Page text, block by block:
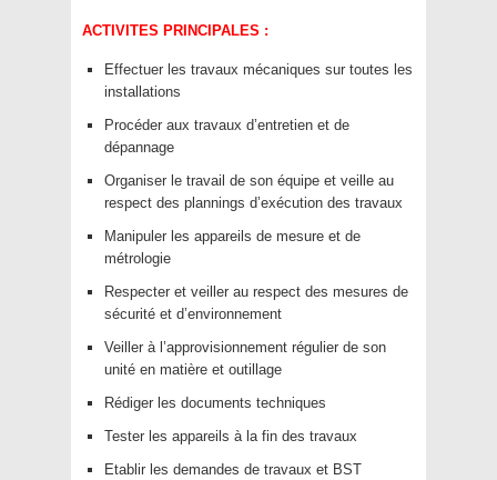
ACTIVITES PRINCIPALES :
Effectuer les travaux mécaniques sur toutes les
installations
Procéder aux travaux d’entretien et de
dépannage
Organiser le travail de son équipe et veille au
respect des plannings d’exécution des travaux
Manipuler les appareils de mesure et de
métrologie
Respecter et veiller au respect des mesures de
sécurité et d’environnement
Veiller à l’approvisionnement régulier de son
unité en matière et outillage
Rédiger les documents techniques
Tester les appareils à la fin des travaux
Etablir les demandes de travaux et BST